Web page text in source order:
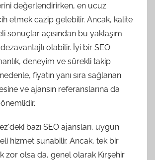
değerlendirirken, en ucuz
etmek cazip gelebilir. Ancak, kalite
sonuçlar açısından bu yaklaşım
olabilir. İyi bir SEO
deneyim ve sürekli takip
fiyatın yanı sıra sağlanan
ve ajansın referanslarına da
bazı SEO ajansları, uygun
hizmet sunabilir. Ancak, tek bir
zor olsa da, genel olarak Kırşehir